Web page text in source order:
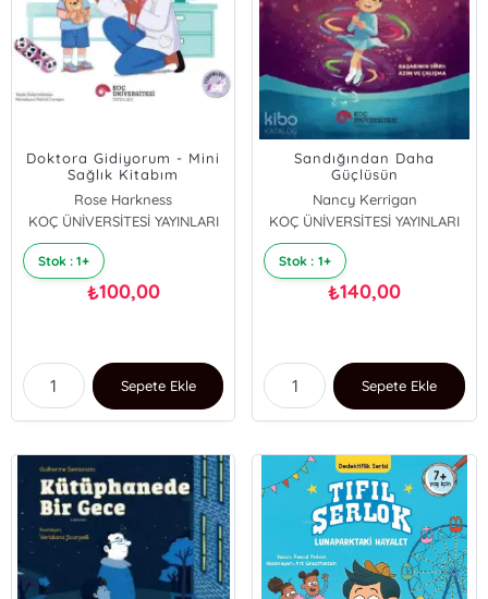
Doktora Gidiyorum - Mini
Sağlık Kitabım
Rose Harkness
KOÇ ÜNİVERSİTESİ YAYINLARI
Stok : 1+
₺100,00
Sepete Ekle
Sandığından Daha
Güçlüsün
Nancy Kerrigan
Ryan G Van Cleave
KOÇ ÜNİVERSİTESİ YAYINLARI
Stok : 1+
₺140,00
Sepete Ekle